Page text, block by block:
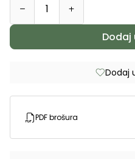
Dodaj
Dodaj
PDF brošura